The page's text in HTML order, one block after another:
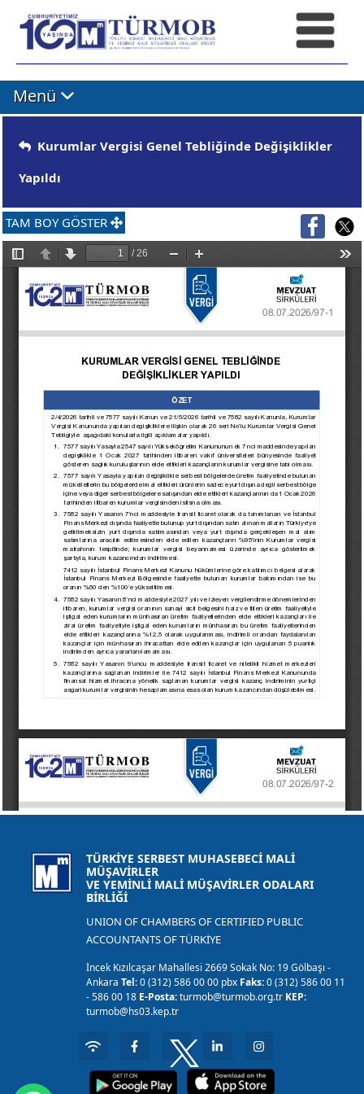
Menü
Kurumlar Vergisi Genel Tebliğinde Değişiklikler
Yapıldı
TAM BOY GÖSTER
TÜRKİYE SERBEST MUHASEBECİ MALİ
MÜŞAVİRLER
VE YEMİNLİ MALİ MÜŞAVİRLER ODALARI
BİRLİĞİ
UNION OF CHAMBERS OF CERTIFIED PUBLIC
ACCOUNTANTS OF TÜRKİYE
İncek Kızılcaşar Mahallesi 2669 Sokak No: 19 Gölbaşı -
AnkaraTel:0 (312) 586 00 00 pbx Faks:0 (312) 586 00 11
- 586 00 18 E-Posta:turmob@turmob.org.tr KEP:
turmob@hs03.kep.tr